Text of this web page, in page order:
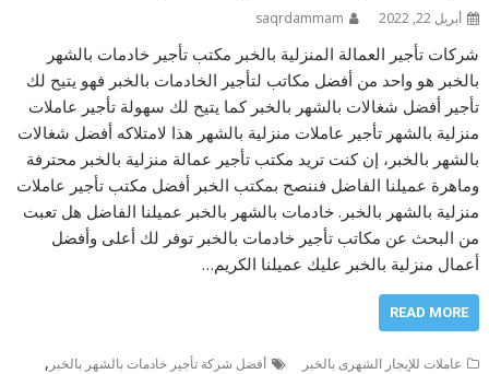
أبريل 22, 2022 saqrdammam
شركات تأجير العمالة المنزلية بالخبر مكتب تأجير خادمات بالشهر
بالخبر هو واحد من أفضل مكاتب لتأجير الخادمات بالخبر فهو يتيح لك
تأجير أفضل شغالات بالشهر بالخبر كما يتيح لك سهولة تأجير عاملات
منزلية بالشهر تأجير عاملات منزلية بالشهر هذا لامتلاكه أفضل شغالات
بالشهر بالخبر، إن كنت تريد مكتب تأجير عمالة منزلية بالخبر محترفة
وماهرة عميلنا الفاضل فننصح بمكتب الخبر أفضل مكتب تأجير عاملات
منزلية بالشهر بالخبر. خادمات بالشهر بالخبر عميلنا الفاضل هل تعبت
من البحث عن مكاتب تأجير خادمات بالخبر توفر لك أعلى وأفضل
أعمال منزلية بالخبر عليك عميلنا الكريم…
READ MORE
عاملات للإيجار الشهرى بالخبر أفضل شركة تأجير خادمات بالشهر بالخبر ,